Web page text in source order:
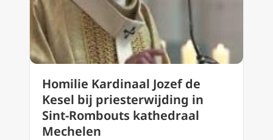
Homilie Kardinaal Jozef de
Kesel bij priesterwijding in
Sint-Rombouts kathedraal
Mechelen